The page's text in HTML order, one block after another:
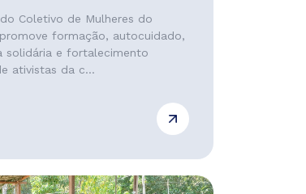
Coletivo de Mulheres do
formação, autocuidado,
solidária e fortalecimento
ativistas da c...